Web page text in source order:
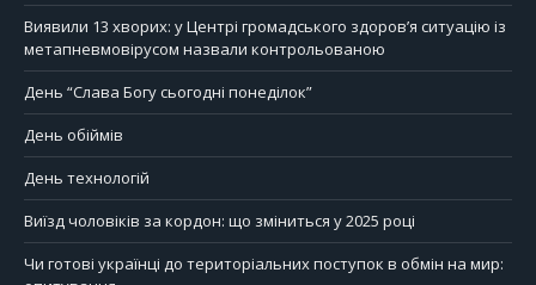
Виявили 13 хворих: у Центрі громадського здоров’я ситуацію із
метапневмовірусом назвали контрольованою
День “Слава Богу сьогодні понеділок”
День обіймів
День технологій
Виїзд чоловіків за кордон: що зміниться у 2025 році
Чи готові українці до територіальних поступок в обмін на мир: